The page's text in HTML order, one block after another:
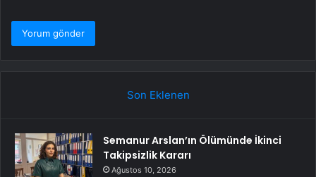
Son Eklenen
Semanur Arslan’ın Ölümünde İkinci
Takipsizlik Kararı
Ağustos 10, 2026